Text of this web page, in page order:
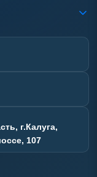
г.Калуга,
107